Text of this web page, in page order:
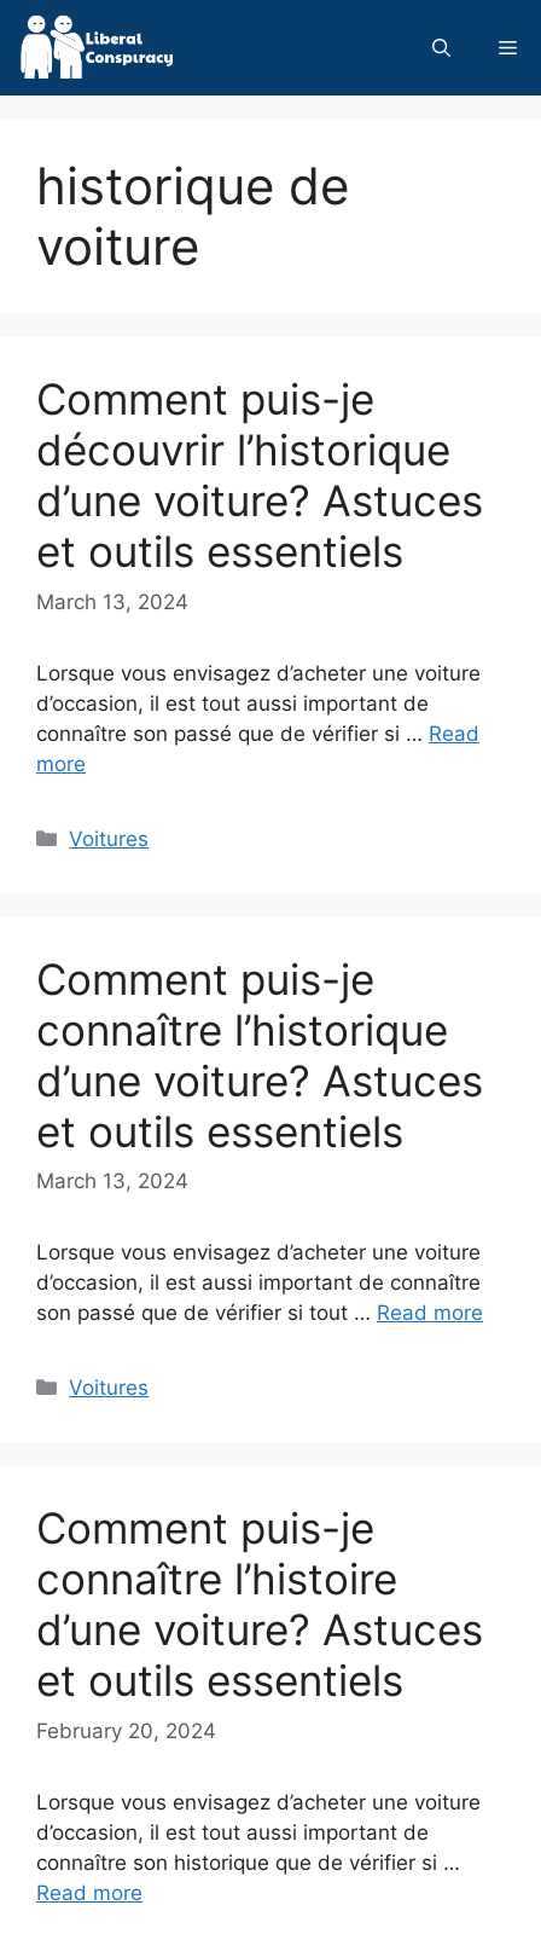
Skip
content
historique de
voiture
Comment puis-je
découvrir l’historique
d’une voiture? Astuces
et outils essentiels
March 13, 2024
Lorsque vous envisagez d’acheter une voiture
d’occasion, il est tout aussi important de
connaître son passé que de vérifier si … Read
more
Categories
Voitures
Comment puis-je
connaître l’historique
d’une voiture? Astuces
et outils essentiels
March 13, 2024
Lorsque vous envisagez d’acheter une voiture
d’occasion, il est aussi important de connaître
son passé que de vérifier si tout … Read more
Categories
Voitures
Comment puis-je
connaître l’histoire
d’une voiture? Astuces
et outils essentiels
February 20, 2024
Lorsque vous envisagez d’acheter une voiture
d’occasion, il est tout aussi important de
connaître son historique que de vérifier si …
Read more